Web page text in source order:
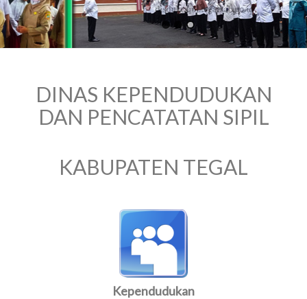
DINAS KEPENDUDUKAN
DAN PENCATATAN SIPIL
KABUPATEN TEGAL
Kependudukan